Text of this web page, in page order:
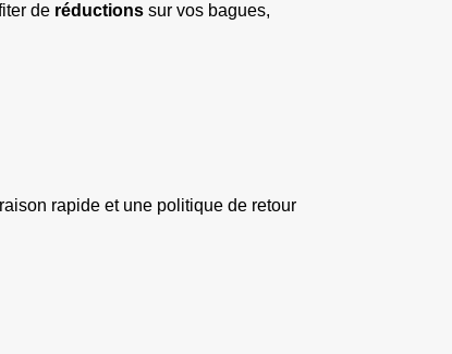
de réductions sur vos bagues,
rapide et une politique de retour